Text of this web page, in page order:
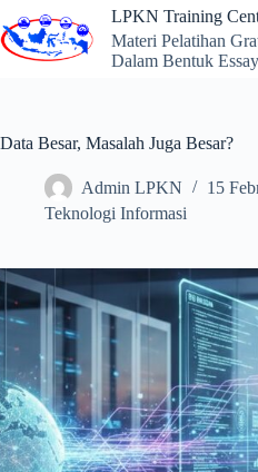
to
content
LPKN Training
Materi Pelatihan
Dalam Bentuk Essay
Data Besar, Masalah Juga Besar?
Admin LPKN
15
Teknologi Informasi